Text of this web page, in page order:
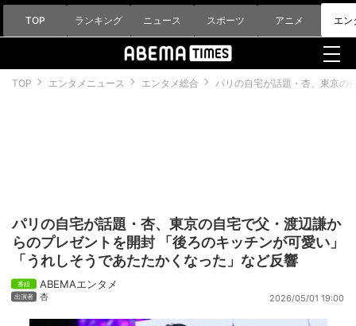
TOP ランキング ニュース スポーツ アニメ エン
TOP エンタメニュース エンタメ総合 パリの自宅が話題・杏、東京の
パリの自宅が話題・杏、東京の自宅で父・渡辺謙か
らのプレゼントを開封 「後ろのキッチンが可愛い」
「うれしそうであたたかくなった」など反響
ABEMAエンタメ
杏 2026/05/01 19:00